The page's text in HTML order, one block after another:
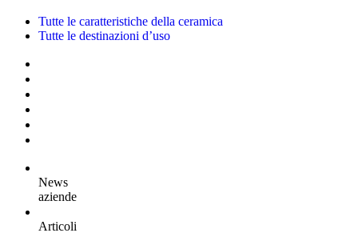
Tutte le caratteristiche della ceramica
Tutte le destinazioni d’uso
News
aziende
Articoli